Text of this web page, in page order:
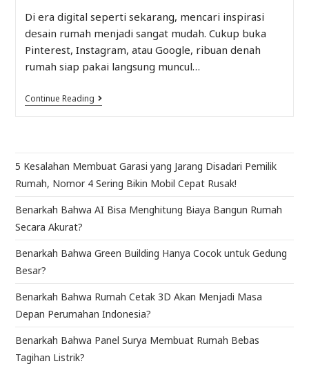
Di era digital seperti sekarang, mencari inspirasi
desain rumah menjadi sangat mudah. Cukup buka
Pinterest, Instagram, atau Google, ribuan denah
rumah siap pakai langsung muncul…
Continue Reading
5 Kesalahan Membuat Garasi yang Jarang Disadari Pemilik
Rumah, Nomor 4 Sering Bikin Mobil Cepat Rusak!
Benarkah Bahwa AI Bisa Menghitung Biaya Bangun Rumah
Secara Akurat?
Benarkah Bahwa Green Building Hanya Cocok untuk Gedung
Besar?
Benarkah Bahwa Rumah Cetak 3D Akan Menjadi Masa
Depan Perumahan Indonesia?
Benarkah Bahwa Panel Surya Membuat Rumah Bebas
Tagihan Listrik?